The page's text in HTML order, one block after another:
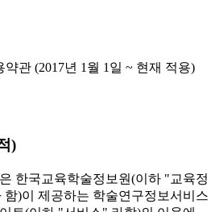
관 (2017년 1월 1일 ~ 현재 적용)
)
한국교육학술정보원(이하 "교육정
함)이 제공하는 학술연구정보서비스